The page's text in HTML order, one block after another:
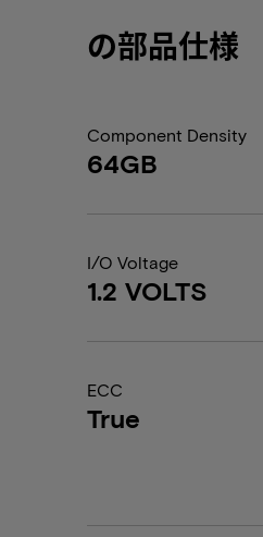
の部品仕様
Component Density
64GB
I/O Voltage
1.2 VOLTS
ECC
True